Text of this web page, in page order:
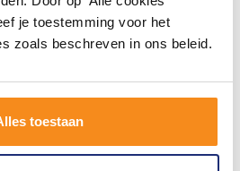
je toestemming voor het
zoals beschreven in ons beleid.
toestaan
Meer info